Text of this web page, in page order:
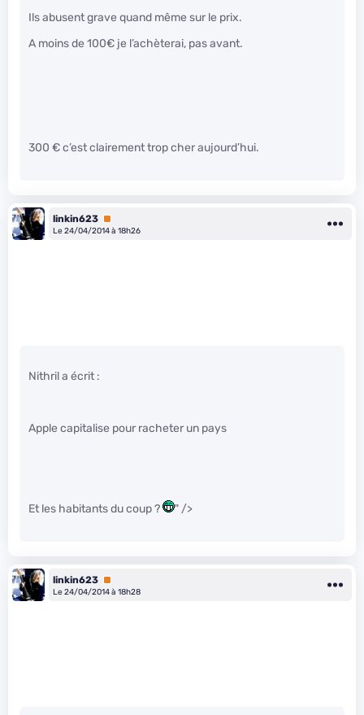
Ils abusent grave quand même sur le prix.
A moins de 100€ je l’achèterai, pas avant.
300 € c’est clairement trop cher aujourd’hui.
linkin623 Premium
Le 24/04/2014 à 18h26
Nithril a écrit :
Apple capitalise pour racheter un pays
Et les habitants du coup ? " />
linkin623 Premium
Le 24/04/2014 à 18h28